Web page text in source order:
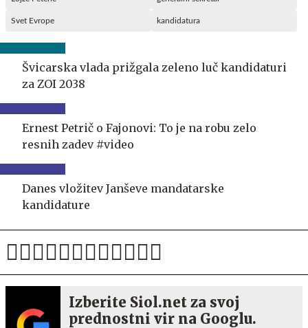
Svet Evrope kandidatura
Švicarska vlada prižgala zeleno luč kandidaturi
za ZOI 2038
Ernest Petrič o Fajonovi: To je na robu zelo
resnih zadev #video
Danes vložitev Janševe mandatarske
kandidature
Izberite Siol.net za svoj
prednostni vir na Googlu.